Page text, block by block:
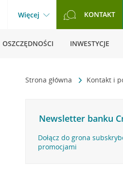
Więcej KONTAKT
OSZCZĘDNOŚCI INWESTYCJE
Strona główna Kontakt i
Newsletter banku
Dołącz do grona
promocjami